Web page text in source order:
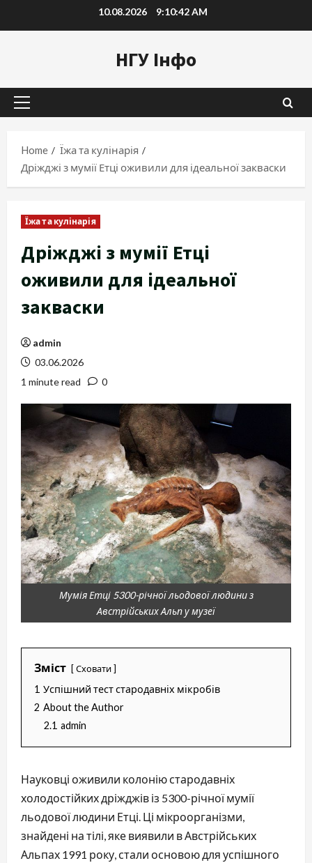
to
10.08.2026 9:10:43 AM
НГУ Інфо
Primary
Home
Їжа та кулінарія
Дріжджі з мумії Етці оживили для ідеальної закваски
Їжа та кулінарія
Дріжджі з мумії Етці
оживили для ідеальної
закваски
admin
03.06.2026
1 minute read
0
Мумія Етці 5300-річної льодової людини з
Австрійських Альп у музеї
Зміст Сховати
1 Успішний тест стародавніх мікробів
2 About the Author
2.1 admin
Науковці оживили колонію стародавніх
холодостійких дріжджів із 5300-річної мумії
льодової людини Етці. Ці мікроорганізми,
знайдені на тілі, яке виявили в Австрійських
Альпах 1991 року, стали основою для успішного